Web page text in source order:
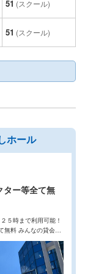
51 (スクール)
51 (スクール)
ホール
ター等全て無
５時まで利用可能！
貸会議
まで営業、プロジェ
、７部屋ございま
い用途でご利用頂い